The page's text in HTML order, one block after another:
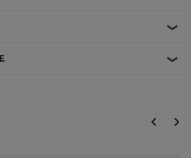
elle offre un contrôle parfait à
sa version la plus souple, offre la
vitesse, de puissance et de précision sur